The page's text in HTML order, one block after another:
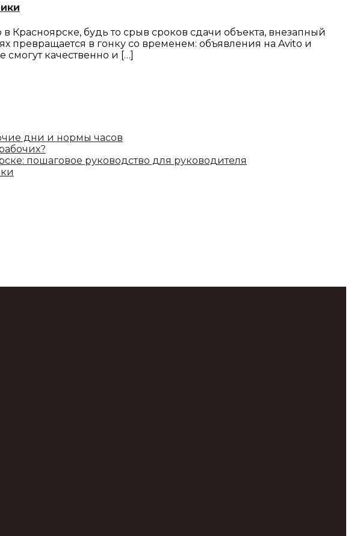
будь то срыв сроков сдачи объекта, внезапный
превращается в гонку со временем: объявления на Avito и
качественно и […]
дни и нормы часов
пошаговое руководство для руководителя